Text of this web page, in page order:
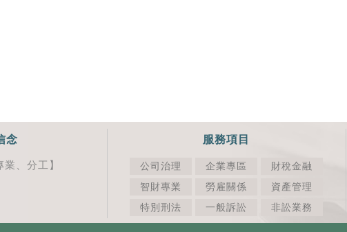
念
業、分工】
服務項目
公司治理 企業專區
財稅金融
智財專業
勞雇關係
資產管理
特別刑法
一般訴訟 非訟業務